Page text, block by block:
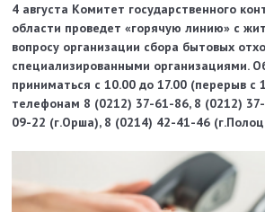
4 августа Комитет государственного
области проведет «горячую линию» с
вопросу организации сбора бытовых
специализированными организациями.
приниматься с 10.00 до 17.00 (перерыв с
телефонам 8 (0212) 37-61-86, 8 (0212)
09-22 (г.Орша), 8 (0214) 42-41-46